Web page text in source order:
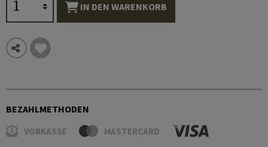
IN DEN WARENKORB
BEZAHLMETHODEN
VORKASSE MASTERCARD